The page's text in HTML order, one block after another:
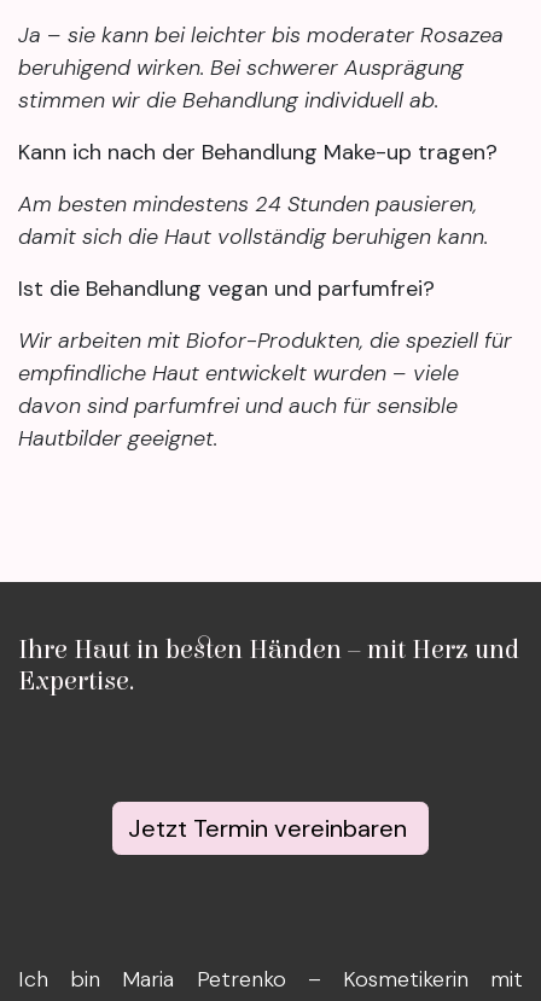
Ja – sie kann bei leichter bis moderater Rosazea
beruhigend wirken. Bei schwerer Ausprägung
stimmen wir die Behandlung individuell ab.
Kann ich nach der Behandlung Make-up tragen?
Am besten mindestens 24 Stunden pausieren,
damit sich die Haut vollständig beruhigen kann.
Ist die Behandlung vegan und parfumfrei?
Wir arbeiten mit Biofor-Produkten, die speziell für
empfindliche Haut entwickelt wurden – viele
davon sind parfumfrei und auch für sensible
Hautbilder geeignet.
Ihre Haut in besten Händen – mit Herz und
Expertise.
Jetzt Termin vereinbaren
Ich bin Maria Petrenko – Kosmetikerin mit